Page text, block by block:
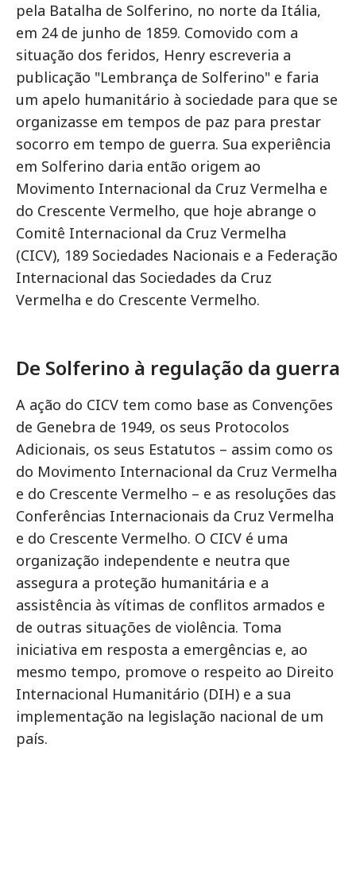
pela Batalha de Solferino, no norte da Itália,
em 24 de junho de 1859. Comovido com a
situação dos feridos, Henry escreveria a
publicação "Lembrança de Solferino" e faria
um apelo humanitário à sociedade para que se
organizasse em tempos de paz para prestar
socorro em tempo de guerra. Sua experiência
em Solferino daria então origem ao
Movimento Internacional da Cruz Vermelha e
do Crescente Vermelho, que hoje abrange o
Comitê Internacional da Cruz Vermelha
(CICV), 189 Sociedades Nacionais e a Federação
Internacional das Sociedades da Cruz
Vermelha e do Crescente Vermelho.
De Solferino à regulação da guerra
A ação do CICV tem como base as Convenções
de Genebra de 1949, os seus Protocolos
Adicionais, os seus Estatutos – assim como os
do Movimento Internacional da Cruz Vermelha
e do Crescente Vermelho – e as resoluções das
Conferências Internacionais da Cruz Vermelha
e do Crescente Vermelho. O CICV é uma
organização independente e neutra que
assegura a proteção humanitária e a
assistência às vítimas de conflitos armados e
de outras situações de violência. Toma
iniciativa em resposta a emergências e, ao
mesmo tempo, promove o respeito ao Direito
Internacional Humanitário (DIH) e a sua
implementação na legislação nacional de um
país.